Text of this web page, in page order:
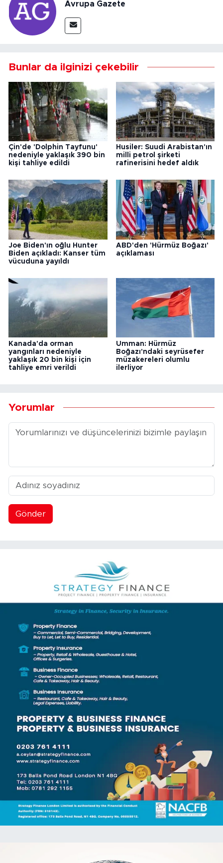
Avrupa Gazete
Bunlar da ilginizi çekebilir
Çin'de 'Dolphin Tayfunu'
nedeniyle yaklaşık 390 bin
kişi tahliye edildi
Husiler: Suudi Arabistan'ın
milli petrol şirketi
rafinerisini hedef aldık
Joe Biden'ın oğlu Hunter
Biden açıkladı: Kanser tüm
vücuduna yayıldı
ABD'den 'Hürmüz Boğazı'
açıklaması
Kanada'da orman
yangınları nedeniyle
yaklaşık 20 bin kişi için
tahliye emri verildi
Umman: Hürmüz
Boğazı'ndaki seyrüsefer
müzakereleri olumlu
ilerliyor
Yorumlar
Gönder